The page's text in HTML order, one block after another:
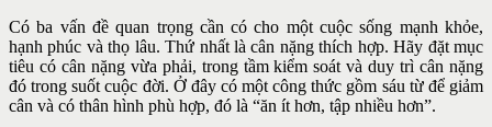
Có ba vấn đề quan trọng cần có cho một cuộc sống mạnh khỏe,
hạnh phúc và thọ lâu. Thứ nhất là cân nặng thích hợp. Hãy đặt mục
tiêu có cân nặng vừa phải, trong tầm kiểm soát và duy trì cân nặng
đó trong suốt cuộc đời. Ở đây có một công thức gồm sáu từ để giảm
cân và có thân hình phù hợp, đó là “ăn ít hơn, tập nhiều hơn”.